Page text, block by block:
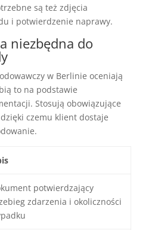
są też zdjęcia
i potwierdzenie naprawy.
niezbędna do
w Berlinie oceniają
to na podstawie
Stosują obowiązujące
czemu klient dostaje
potwierdzający
zdarzenia i okoliczności